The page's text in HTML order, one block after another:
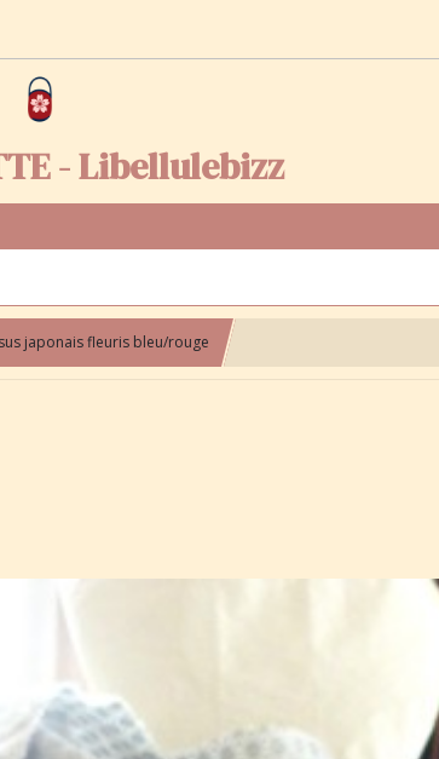
- Libellulebizz
japonais fleuris bleu/rouge